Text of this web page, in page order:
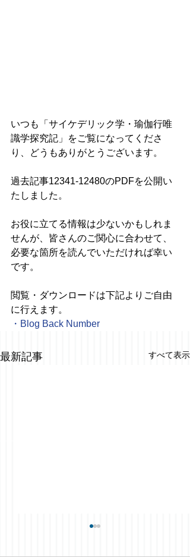
いつも「サイケデリック学・瑜伽行唯
識学探究記」をご覧になってくださ
り、どうもありがとうございます。
過去記事12341-12480のPDFを公開い
たしました。
お役に立てる情報は少ないかもしれま
せんが、皆さんのご関心に合わせて、
必要な箇所を読んでいただければ幸い
です。
閲覧・ダウンロードは下記よりご自由
に行えます。
・ Blog Back Number
最新記事 すべて表示